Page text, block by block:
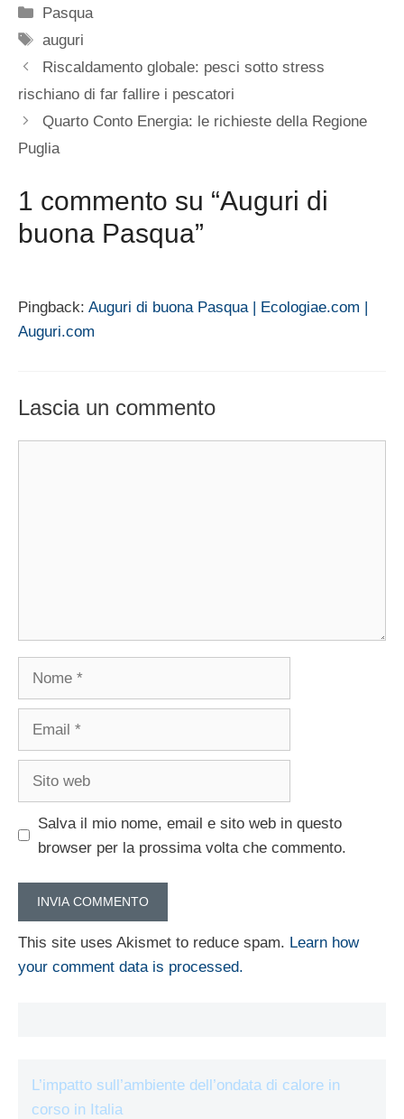
Categorie
Pasqua
Tag
auguri
Riscaldamento globale: pesci sotto stress
rischiano di far fallire i pescatori
Quarto Conto Energia: le richieste della Regione
Puglia
1 commento su “Auguri di
buona Pasqua”
Pingback: Auguri di buona Pasqua | Ecologiae.com |
Auguri.com
Lascia un commento
Nome
Email
Sito
Salva il mio nome, email e sito web in questo
browser per la prossima volta che commento.
This site uses Akismet to reduce spam. Learn how
your comment data is processed.
L’impatto sull’ambiente dell’ondata di calore in
corso in Italia